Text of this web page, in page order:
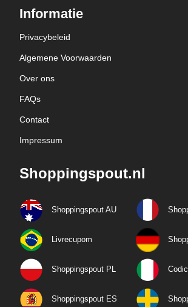
Informatie
Privacybeleid
Algemene Voorwaarden
Over ons
FAQs
Contact
Impressum
Shoppingspout.nl
Shoppingspout AU
Livrecupom
Shoppingspout PL
Shoppingspout ES